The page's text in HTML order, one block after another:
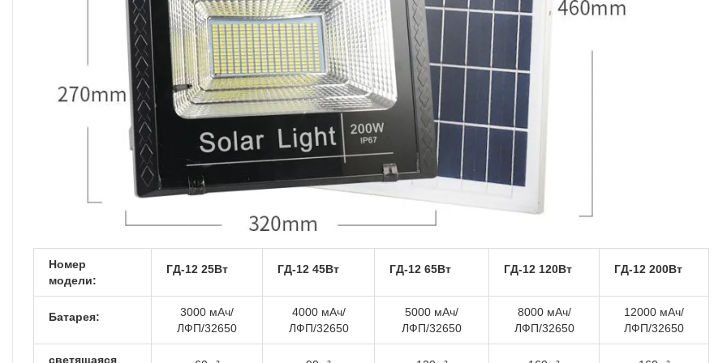
Номер
модели:
ГД-12 25Вт ГД-12 45Вт ГД-12 65Вт ГД-12 120Вт ГД-12 200Вт
Батарея:
3000 мАч/
ЛФП/32650
4000 мАч/
ЛФП/32650
5000 мАч/
ЛФП/32650
8000 мАч/
ЛФП/32650
12000 мАч/
ЛФП/32650
светящаяся